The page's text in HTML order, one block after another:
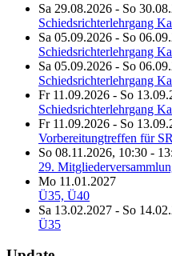
Sa 29.08.2026 - So
Schiedsrichterlehrgang
Sa 05.09.2026 - So
Schiedsrichterlehrgang
Sa 05.09.2026 - So
Schiedsrichterlehrgang
Fr 11.09.2026 - So
Schiedsrichterlehrgang
Fr 11.09.2026 - So
Vorbereitungtreffen für
So 08.11.2026, 10:30 -
29.
Mo 11.01.2027
Ü35, Ü40
Sa 13.02.2027 - So
Ü35